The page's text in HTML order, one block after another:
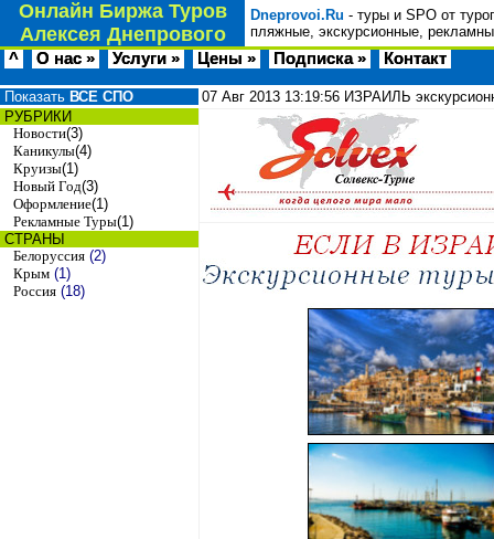
Онлайн Биржа Туров
Алексея Днепрового
Dneprovoi.Ru - туры и SPO от
пляжные, экскурсионные,
^ О нас » Услуги » Цены » Подписка » Контакт
Показать ВСЕ СПО
РУБРИКИ
Новости(3)
Каникулы(4)
Круизы(1)
Новый Год(3)
Оформление(1)
Рекламные Туры(1)
СТРАНЫ
Белоруссия (2)
Крым (1)
Россия (18)
07 Авг 2013 13:19:56 ИЗРАИЛЬ